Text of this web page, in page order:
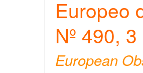
Europeo
Nº 490,
European